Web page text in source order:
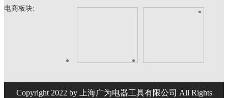
电商板块:
Copyright 2022 by 上海广为电器工具有限公司 All Rights